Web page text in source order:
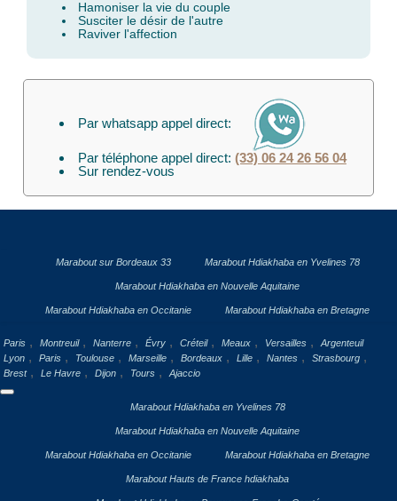
Hamoniser la vie du couple
Susciter le désir de l'autre
Raviver l'affection
Par whatsapp appel direct:
Par téléphone appel direct: (33) 06 24 26 56 04
Sur rendez-vous
Marabout sur Bordeaux 33 Marabout Hdiakhaba en Yvelines 78
Marabout Hdiakhaba en Nouvelle Aquitaine
Marabout Hdiakhaba en Occitanie Marabout Hdiakhaba en Bretagne
Paris , Montreuil , Nanterre , Évry , Créteil , Meaux , Versailles ,
Argenteuil
Lyon , Paris , Toulouse , Marseille , Bordeaux , Lille , Nantes , Strasbourg ,
Brest , Le Havre , Dijon , Tours , Ajaccio
Marabout Hdiakhaba en Yvelines 78
Marabout Hdiakhaba en Nouvelle Aquitaine
Marabout Hdiakhaba en Occitanie Marabout Hdiakhaba en Bretagne
Marabout Hauts de France hdiakhaba